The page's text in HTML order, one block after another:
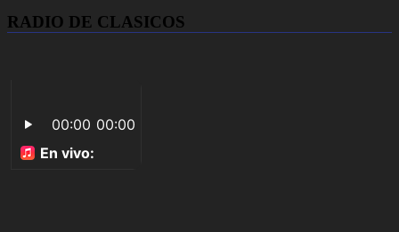
RADIO DE CLASICOS